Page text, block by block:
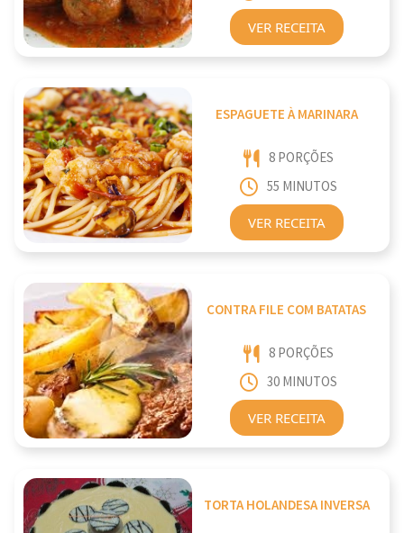
VER RECEITA
ESPAGUETE À MARINARA
8 PORÇÕES
55 MINUTOS
VER RECEITA
CONTRA FILE COM BATATAS
8 PORÇÕES
30 MINUTOS
VER RECEITA
TORTA HOLANDESA INVERSA